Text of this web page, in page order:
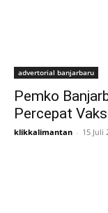
advertorial banjarbaru
Pemko
Percepat
klikkalimantan - 15 Juli